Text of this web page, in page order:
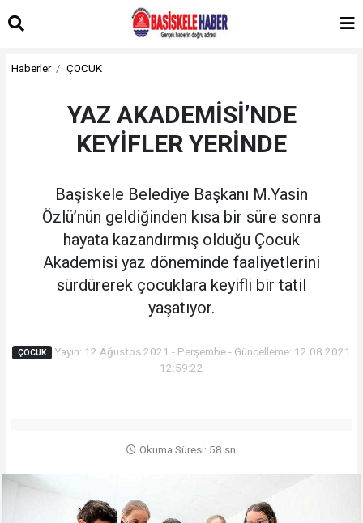
Haberler ÇOCUK
YAZ AKADEMİSİ’NDE
KEYİFLER YERİNDE
Başiskele Belediye Başkanı M.Yasin
Özlü’nün geldiğinden kısa bir süre sonra
hayata kazandırmış olduğu Çocuk
Akademisi yaz döneminde faaliyetlerini
sürdürerek çocuklara keyifli bir tatil
yaşatıyor.
ÇOCUK Yayın: 12 Ağustos 2021 - Perşembe - Güncelleme: 12.08.2021
12:59:22
Okuma Süresi: 58 sn.